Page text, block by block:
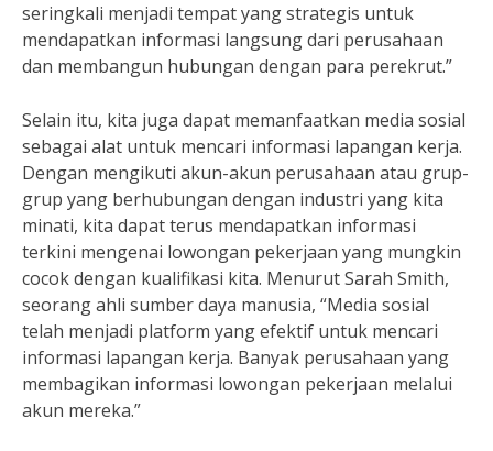
seringkali menjadi tempat yang strategis untuk
mendapatkan informasi langsung dari perusahaan
dan membangun hubungan dengan para perekrut.”
Selain itu, kita juga dapat memanfaatkan media sosial
sebagai alat untuk mencari informasi lapangan kerja.
Dengan mengikuti akun-akun perusahaan atau grup-
grup yang berhubungan dengan industri yang kita
minati, kita dapat terus mendapatkan informasi
terkini mengenai lowongan pekerjaan yang mungkin
cocok dengan kualifikasi kita. Menurut Sarah Smith,
seorang ahli sumber daya manusia, “Media sosial
telah menjadi platform yang efektif untuk mencari
informasi lapangan kerja. Banyak perusahaan yang
membagikan informasi lowongan pekerjaan melalui
akun mereka.”